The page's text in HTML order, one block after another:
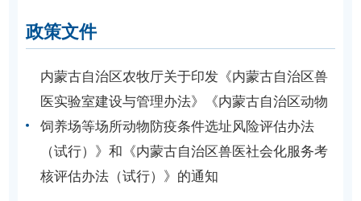
政策文件
内蒙古自治区农牧厅关于印发《内蒙古自治区兽
医实验室建设与管理办法》《内蒙古自治区动物
饲养场等场所动物防疫条件选址风险评估办法
（试行）》和《内蒙古自治区兽医社会化服务考
核评估办法（试行）》的通知